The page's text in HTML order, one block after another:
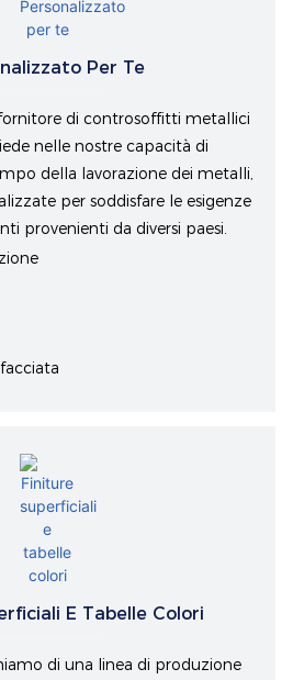
Per Te
di controsoffitti metallici
nelle nostre capacità di
della lavorazione dei metalli,
per soddisfare le esigenze
provenienti da diversi paesi.
E Tabelle Colori
di una linea di produzione